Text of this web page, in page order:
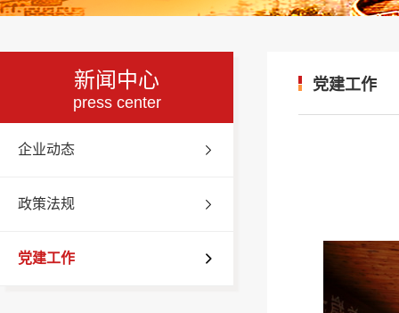
新闻中心
press center
企业动态
政策法规
党建工作
党建工作